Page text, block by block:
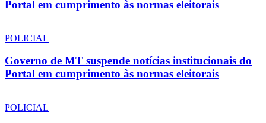
Portal em cumprimento às normas eleitorais
POLICIAL
Governo de MT suspende notícias institucionais do
Portal em cumprimento às normas eleitorais
POLICIAL